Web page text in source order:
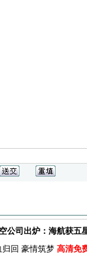
公司出炉：海航获五
回 豪情筑梦 高清免